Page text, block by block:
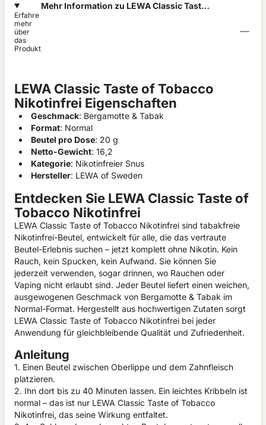
Mehr Information zu LEWA Classic Taste
Erfahre
mehr
über
das
Produkt
LEWA Classic Taste of Tobacco
Nikotinfrei Eigenschaften
Geschmack: Bergamotte & Tabak
Format: Normal
Beutel pro Dose: 20 g
Netto-Gewicht: 16,2
Kategorie: Nikotinfreier Snus
Hersteller: LEWA of Sweden
Entdecken Sie LEWA Classic Taste of
Tobacco Nikotinfrei
LEWA Classic Taste of Tobacco Nikotinfrei sind tabakfreie
Nikotinfrei-Beutel, entwickelt für alle, die das vertraute
Beutel-Erlebnis suchen – jetzt komplett ohne Nikotin. Kein
Rauch, kein Spucken, kein Aufwand. Sie können Sie
jederzeit verwenden, sogar drinnen, wo Rauchen oder
Vaping nicht erlaubt sind. Jeder Beutel liefert einen weichen,
ausgewogenen Geschmack von Bergamotte & Tabak im
Normal-Format. Hergestellt aus hochwertigen Zutaten sorgt
LEWA Classic Taste of Tobacco Nikotinfrei bei jeder
Anwendung für gleichbleibende Qualität und Zufriedenheit.
Anleitung
1. Einen Beutel zwischen Oberlippe und dem Zahnfleisch
platzieren.
2. Ihn dort bis zu 40 Minuten lassen. Ein leichtes Kribbeln ist
normal – das ist nur LEWA Classic Taste of Tobacco
Nikotinfrei, das seine Wirkung entfaltet.